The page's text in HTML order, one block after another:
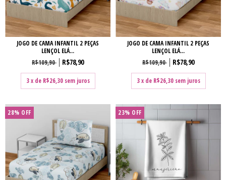
JOGO DE CAMA INFANTIL 2 PEÇAS
LENÇOL ELÁ...
R$109,90
R$78,90
3 x de R$26,30 sem juros
JOGO DE CAMA INFANTIL 2 PEÇAS
LENÇOL ELÁ...
R$109,90
R$78,90
3 x de R$26,30 sem juros
28% OFF 23% OFF